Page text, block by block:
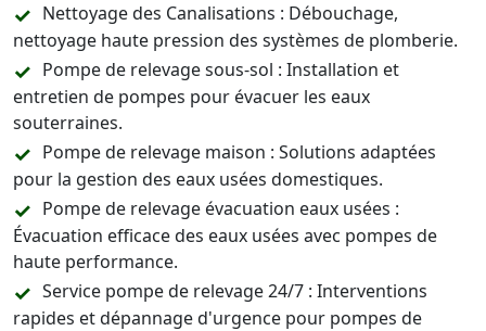
Nettoyage des Canalisations : Débouchage,
nettoyage haute pression des systèmes de plomberie.
Pompe de relevage sous-sol : Installation et
entretien de pompes pour évacuer les eaux
souterraines.
Pompe de relevage maison : Solutions adaptées
pour la gestion des eaux usées domestiques.
Pompe de relevage évacuation eaux usées :
Évacuation efficace des eaux usées avec pompes de
haute performance.
Service pompe de relevage 24/7 : Interventions
rapides et dépannage d'urgence pour pompes de